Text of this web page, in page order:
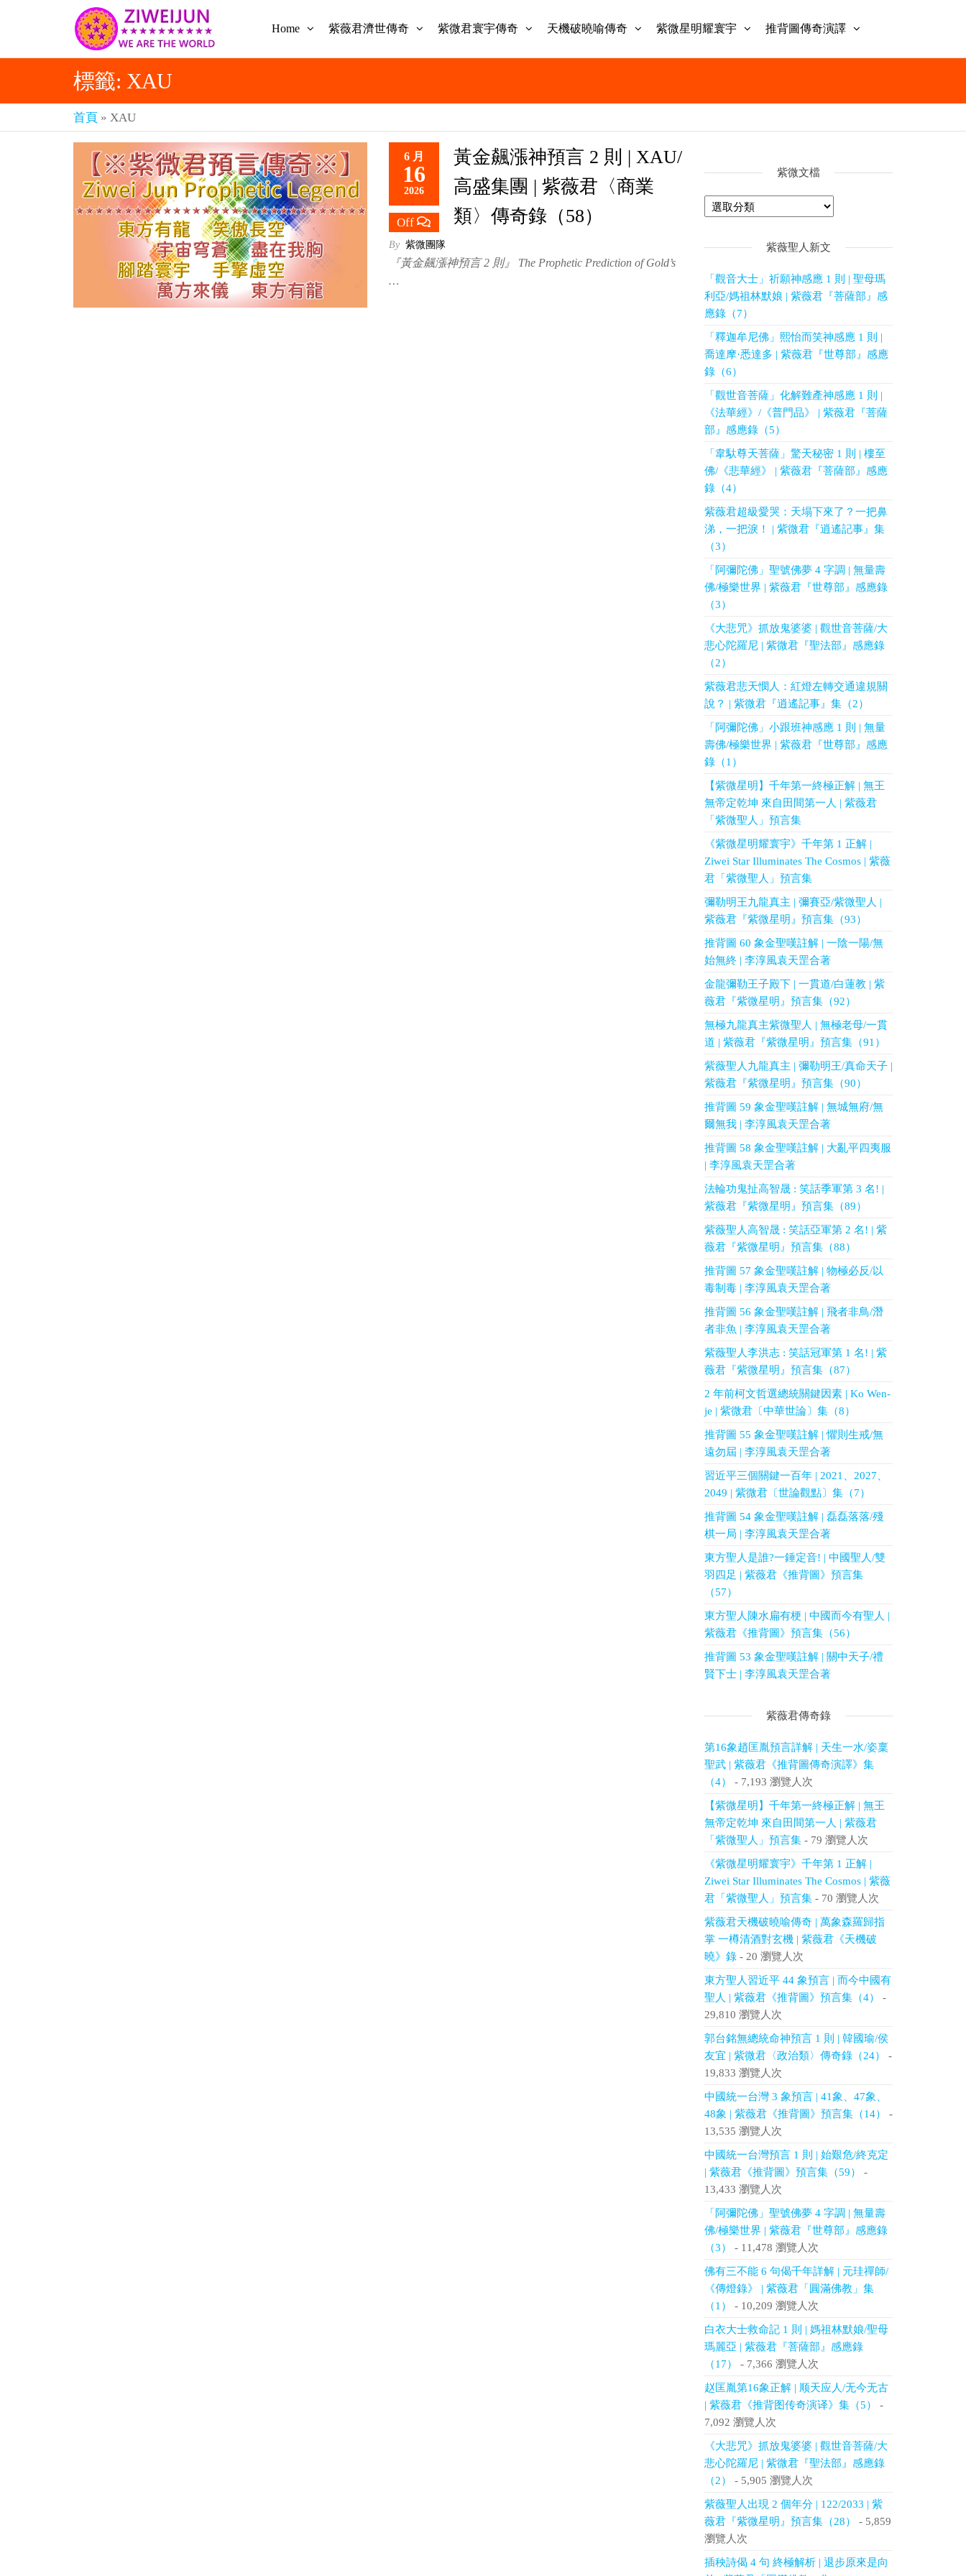
紫薇
《推
背
圖》
預
言-
紫薇
君寰
宇傳
奇官
樂
人
人
都
是
彌
賽
亞-
個
個
都
Home 紫薇君濟世傳奇 紫微君寰宇傳奇 天機破曉喻傳奇 紫微星明耀寰宇 推背圖傳奇演譯
標籤: XAU
首頁 » XAU
6 月
16
2026
Off
黃金飆漲神預言 2 則 | XAU/
高盛集團 | 紫薇君〈商業
類〉傳奇錄（58）
By 紫微團隊
『黃金飆漲神預言 2 則』 The Prophetic Prediction of Gold’s
…
紫微文檔
紫薇聖人新文
「觀音大士」祈願神感應 1 則 | 聖母瑪
利亞/媽祖林默娘 | 紫薇君『菩薩部』感
應錄（7）
「釋迦牟尼佛」熙怡而笑神感應 1 則 |
喬達摩·悉達多 | 紫薇君『世尊部』感應
錄（6）
「觀世音菩薩」化解難產神感應 1 則 |
《法華經》/《普門品》 | 紫薇君『菩薩
部』感應錄（5）
「韋馱尊天菩薩」驚天秘密 1 則 | 樓至
佛/《悲華經》 | 紫薇君『菩薩部』感應
錄（4）
紫薇君超級愛哭：天塌下來了？一把鼻
涕，一把淚！ | 紫微君『逍遙記事』集
（3）
「阿彌陀佛」聖號佛夢 4 字調 | 無量壽
佛/極樂世界 | 紫薇君『世尊部』感應錄
（3）
《大悲咒》抓放鬼婆婆 | 觀世音菩薩/大
悲心陀羅尼 | 紫微君『聖法部』感應錄
（2）
紫薇君悲天憫人：紅燈左轉交通違規關
說？ | 紫微君『逍遙記事』集（2）
「阿彌陀佛」小跟班神感應 1 則 | 無量
壽佛/極樂世界 | 紫薇君『世尊部』感應
錄（1）
【紫微星明】千年第一終極正解 | 無王
無帝定乾坤 來自田間第一人 | 紫薇君
「紫微聖人」預言集
《紫微星明耀寰宇》千年第 1 正解 |
Ziwei Star Illuminates The Cosmos | 紫薇
君「紫微聖人」預言集
彌勒明王九龍真主 | 彌賽亞/紫微聖人 |
紫薇君『紫微星明』預言集（93）
推背圖 60 象金聖嘆註解 | 一陰一陽/無
始無終 | 李淳風袁天罡合著
金龍彌勒王子殿下 | 一貫道/白蓮教 | 紫
薇君『紫微星明』預言集（92）
無極九龍真主紫微聖人 | 無極老母/一貫
道 | 紫薇君『紫微星明』預言集（91）
紫薇聖人九龍真主 | 彌勒明王/真命天子 |
紫薇君『紫微星明』預言集（90）
推背圖 59 象金聖嘆註解 | 無城無府/無
爾無我 | 李淳風袁天罡合著
推背圖 58 象金聖嘆註解 | 大亂平四夷服
| 李淳風袁天罡合著
法輪功鬼扯高智晟 : 笑話季軍第 3 名! |
紫薇君『紫微星明』預言集（89）
紫薇聖人高智晟 : 笑話亞軍第 2 名! | 紫
薇君『紫微星明』預言集（88）
推背圖 57 象金聖嘆註解 | 物極必反/以
毒制毒 | 李淳風袁天罡合著
推背圖 56 象金聖嘆註解 | 飛者非鳥/潛
者非魚 | 李淳風袁天罡合著
紫薇聖人李洪志 : 笑話冠軍第 1 名! | 紫
薇君『紫微星明』預言集（87）
2 年前柯文哲選總統關鍵因素 | Ko Wen-
je | 紫微君〔中華世論〕集（8）
推背圖 55 象金聖嘆註解 | 懼則生戒/無
遠勿屆 | 李淳風袁天罡合著
習近平三個關鍵一百年 | 2021、2027、
2049 | 紫微君〔世論觀點〕集（7）
推背圖 54 象金聖嘆註解 | 磊磊落落/殘
棋一局 | 李淳風袁天罡合著
東方聖人是誰?一錘定音! | 中國聖人/雙
羽四足 | 紫薇君《推背圖》預言集
（57）
東方聖人陳水扁有梗 | 中國而今有聖人 |
紫薇君《推背圖》預言集（56）
推背圖 53 象金聖嘆註解 | 關中天子/禮
賢下士 | 李淳風袁天罡合著
紫薇君傳奇錄
第16象趙匡胤預言詳解 | 天生一水/姿稟
聖武 | 紫薇君《推背圖傳奇演譯》集
（4）
- 7,193 瀏覽人次
【紫微星明】千年第一終極正解 | 無王
無帝定乾坤 來自田間第一人 | 紫薇君
「紫微聖人」預言集- 79 瀏覽人次
《紫微星明耀寰宇》千年第 1 正解 |
Ziwei Star Illuminates The Cosmos | 紫薇
君「紫微聖人」預言集- 70 瀏覽人次
紫薇君天機破曉喻傳奇 | 萬象森羅歸指
掌 一樽清酒對玄機 | 紫薇君《天機破
曉》錄- 20 瀏覽人次
東方聖人習近平 44 象預言 | 而今中國有
聖人 | 紫薇君《推背圖》預言集（4）
-
29,810 瀏覽人次
郭台銘無總統命神預言 1 則 | 韓國瑜/侯
友宜 | 紫微君〈政治類〉傳奇錄（24）
-
19,833 瀏覽人次
中國統一台灣 3 象預言 | 41象、47象、
48象 | 紫薇君《推背圖》預言集（14）
-
13,535 瀏覽人次
中國統一台灣預言 1 則 | 始艱危/終克定
| 紫薇君《推背圖》預言集（59）
-
13,433 瀏覽人次
「阿彌陀佛」聖號佛夢 4 字調 | 無量壽
佛/極樂世界 | 紫薇君『世尊部』感應錄
（3）
- 11,478 瀏覽人次
佛有三不能 6 句偈千年詳解 | 元珪禪師/
《傳燈錄》 | 紫薇君「圓滿佛教」集
（1）
- 10,209 瀏覽人次
白衣大士救命記 1 則 | 媽祖林默娘/聖母
瑪麗亞 | 紫薇君『菩薩部』感應錄
（17）
- 7,366 瀏覽人次
赵匡胤第16象正解 | 顺天应人/无今无古
| 紫薇君《推背图传奇演译》集（5）
-
7,092 瀏覽人次
《大悲咒》抓放鬼婆婆 | 觀世音菩薩/大
悲心陀羅尼 | 紫微君『聖法部』感應錄
（2）
- 5,905 瀏覽人次
紫薇聖人出現 2 個年分 | 122/2033 | 紫
薇君『紫微星明』預言集（28）
- 5,859
瀏覽人次
插秧詩偈 4 句 終極解析 | 退步原來是向